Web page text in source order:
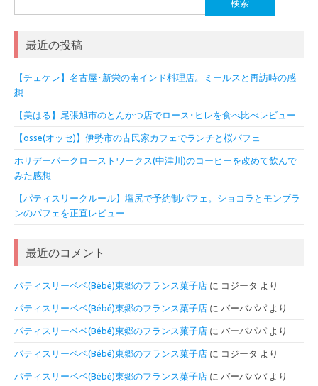
索:
最近の投稿
【チェケレ】名古屋･新栄の南インド料理店。ミールスと再訪時の感
想
【美はる】尾張旭市のとんかつ店でロース･ヒレを食べ比べレビュー
【osse(オッセ)】伊勢市の古民家カフェでランチと桜パフェ
ホリデーパークローストワークス(中津川)のコーヒーを改めて飲んで
みた感想
【パティスリークルール】塩尻で予約制パフェ。ショコラとモンブラ
ンのパフェを正直レビュー
最近のコメント
パティスリーベベ(Bébé)東郷のフランス菓子店 に コジータ より
パティスリーベベ(Bébé)東郷のフランス菓子店 に バーバパパ より
パティスリーベベ(Bébé)東郷のフランス菓子店 に バーバパパ より
パティスリーベベ(Bébé)東郷のフランス菓子店 に コジータ より
パティスリーベベ(Bébé)東郷のフランス菓子店 に バーバパパ より